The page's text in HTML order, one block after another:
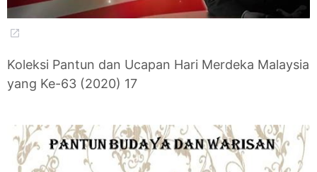
Koleksi Pantun dan Ucapan Hari Merdeka Malaysia
yang Ke-63 (2020) 17